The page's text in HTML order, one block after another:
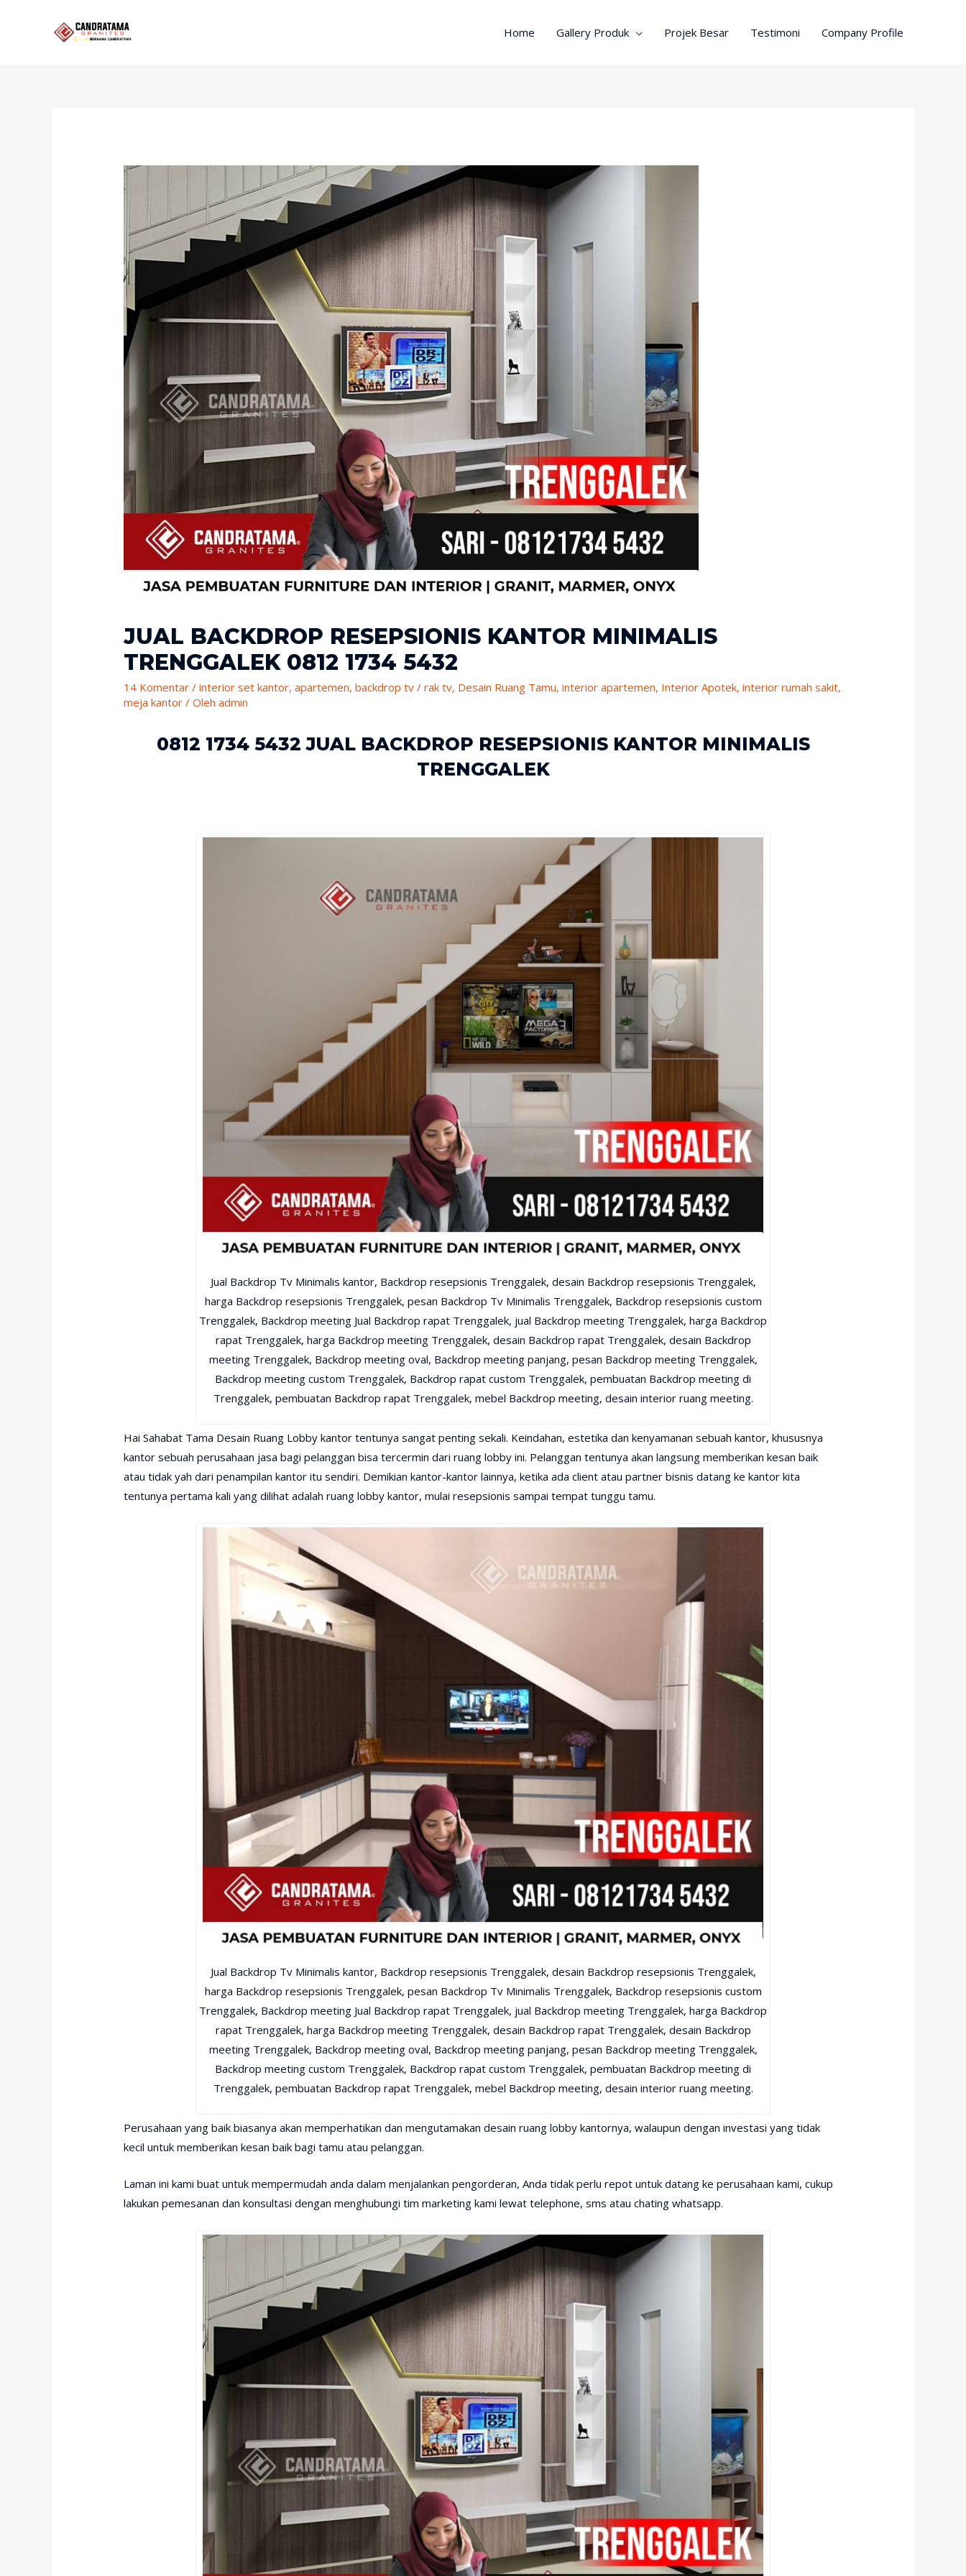
Home Gallery Produk Projek Besar Testimoni Company Profile
JUAL BACKDROP RESEPSIONIS KANTOR MINIMALIS
TRENGGALEK 0812 1734 5432
14 Komentar /interior set kantor,apartemen,backdrop tv / rak tv, Desain Ruang Tamu,interior apartemen, Interior Apotek,interior rumah sakit,
meja kantor / Oleh admin
0812 1734 5432 JUAL BACKDROP RESEPSIONIS KANTOR MINIMALIS
TRENGGALEK
Jual Backdrop Tv Minimalis kantor, Backdrop resepsionis Trenggalek, desain Backdrop resepsionis Trenggalek,
harga Backdrop resepsionis Trenggalek, pesan Backdrop Tv Minimalis Trenggalek, Backdrop resepsionis custom
Trenggalek, Backdrop meeting Jual Backdrop rapat Trenggalek, jual Backdrop meeting Trenggalek, harga Backdrop
rapat Trenggalek, harga Backdrop meeting Trenggalek, desain Backdrop rapat Trenggalek, desain Backdrop
meeting Trenggalek, Backdrop meeting oval, Backdrop meeting panjang, pesan Backdrop meeting Trenggalek,
Backdrop meeting custom Trenggalek, Backdrop rapat custom Trenggalek, pembuatan Backdrop meeting di
Trenggalek, pembuatan Backdrop rapat Trenggalek, mebel Backdrop meeting, desain interior ruang meeting.
Hai Sahabat Tama Desain Ruang Lobby kantor tentunya sangat penting sekali. Keindahan, estetika dan kenyamanan sebuah kantor, khususnya
kantor sebuah perusahaan jasa bagi pelanggan bisa tercermin dari ruang lobby ini. Pelanggan tentunya akan langsung memberikan kesan baik
atau tidak yah dari penampilan kantor itu sendiri. Demikian kantor-kantor lainnya, ketika ada client atau partner bisnis datang ke kantor kita
tentunya pertama kali yang dilihat adalah ruang lobby kantor, mulai resepsionis sampai tempat tunggu tamu.
Jual Backdrop Tv Minimalis kantor, Backdrop resepsionis Trenggalek, desain Backdrop resepsionis Trenggalek,
harga Backdrop resepsionis Trenggalek, pesan Backdrop Tv Minimalis Trenggalek, Backdrop resepsionis custom
Trenggalek, Backdrop meeting Jual Backdrop rapat Trenggalek, jual Backdrop meeting Trenggalek, harga Backdrop
rapat Trenggalek, harga Backdrop meeting Trenggalek, desain Backdrop rapat Trenggalek, desain Backdrop
meeting Trenggalek, Backdrop meeting oval, Backdrop meeting panjang, pesan Backdrop meeting Trenggalek,
Backdrop meeting custom Trenggalek, Backdrop rapat custom Trenggalek, pembuatan Backdrop meeting di
Trenggalek, pembuatan Backdrop rapat Trenggalek, mebel Backdrop meeting, desain interior ruang meeting.
Perusahaan yang baik biasanya akan memperhatikan dan mengutamakan desain ruang lobby kantornya, walaupun dengan investasi yang tidak
kecil untuk memberikan kesan baik bagi tamu atau pelanggan.
Laman ini kami buat untuk mempermudah anda dalam menjalankan pengorderan, Anda tidak perlu repot untuk datang ke perusahaan kami, cukup
lakukan pemesanan dan konsultasi dengan menghubungi tim marketing kami lewat telephone, sms atau chating whatsapp.